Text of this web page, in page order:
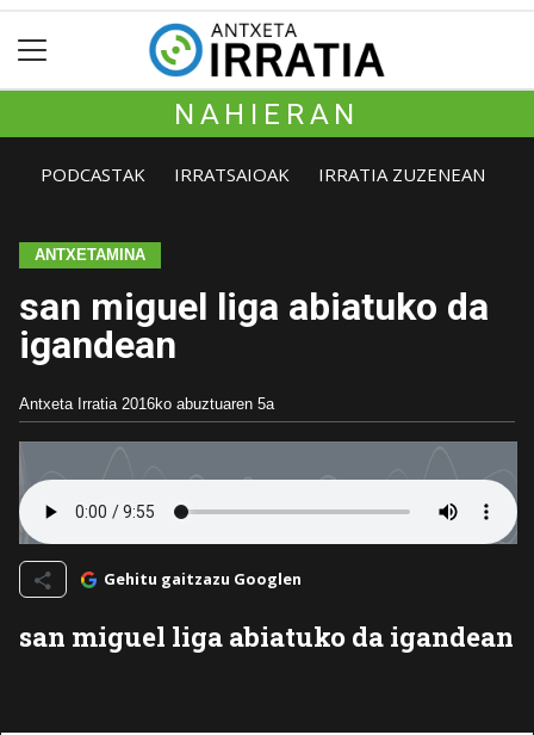
NAHIERAN
PODCASTAK IRRATSAIOAK IRRATIA ZUZENEAN
ANTXETAMINA
san miguel liga abiatuko da
igandean
Antxeta Irratia 2016ko abuztuaren 5a
Gehitu gaitzazu Googlen
san miguel liga abiatuko da igandean